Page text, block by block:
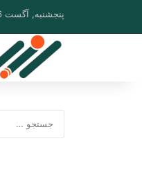
پنجشنبه, آگست 6 2026